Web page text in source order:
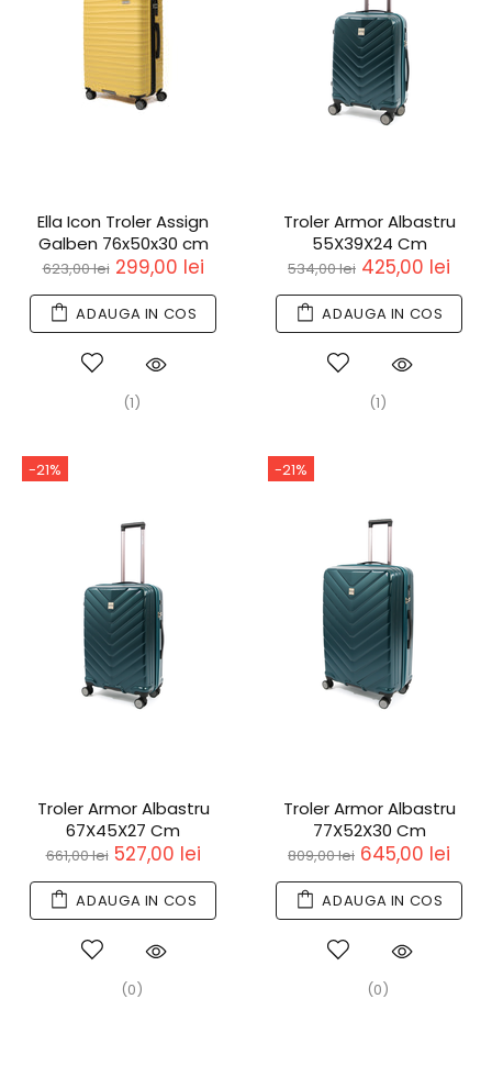
Ella Icon Troler Assign
Galben 76x50x30 cm
623,00 lei 299,00 lei
ADAUGA IN COS
(1)
Troler Armor Albastru
55X39X24 Cm
534,00 lei 425,00 lei
ADAUGA IN COS
(1)
-21%
Troler Armor Albastru
67X45X27 Cm
661,00 lei 527,00 lei
ADAUGA IN COS
(0)
-21%
Troler Armor Albastru
77X52X30 Cm
809,00 lei 645,00 lei
ADAUGA IN COS
(0)